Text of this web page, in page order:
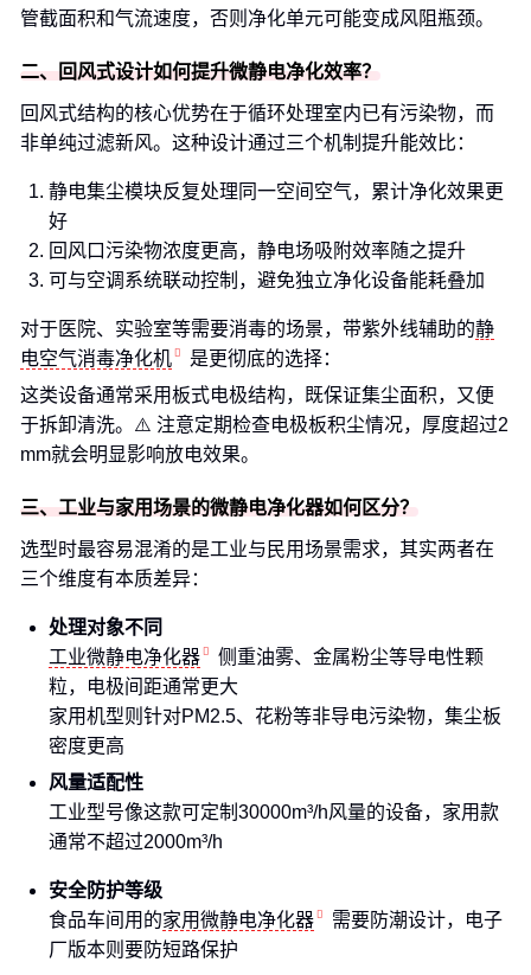
管截面积和气流速度，否则净化单元可能变成风阻瓶颈。
二、回风式设计如何提升微静电净化效率？
回风式结构的核心优势在于循环处理室内已有污染物，而
非单纯过滤新风。这种设计通过三个机制提升能效比：
静电集尘模块反复处理同一空间空气，累计净化效果更
好
回风口污染物浓度更高，静电场吸附效率随之提升
可与空调系统联动控制，避免独立净化设备能耗叠加
对于医院、实验室等需要消毒的场景，带紫外线辅助的静
电空气消毒净化机
是更彻底的选择：
这类设备通常采用板式电极结构，既保证集尘面积，又便
于拆卸清洗。⚠️ 注意定期检查电极板积尘情况，厚度超过2
mm就会明显影响放电效果。
三、工业与家用场景的微静电净化器如何区分？
选型时最容易混淆的是工业与民用场景需求，其实两者在
三个维度有本质差异：
处理对象不同
工业微静电净化器
侧重油雾、金属粉尘等导电性颗
粒，电极间距通常更大
家用机型则针对PM2.5、花粉等非导电污染物，集尘板
密度更高
风量适配性
工业型号像这款可定制30000m³/h风量的设备，家用款
通常不超过2000m³/h
安全防护等级
食品车间用的家用微静电净化器
需要防潮设计，电子
厂版本则要防短路保护